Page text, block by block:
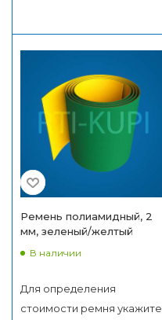
Ремень полиамидный, 2
мм, зеленый/желтый
В наличии
Для определения
стоимости ремня укажите